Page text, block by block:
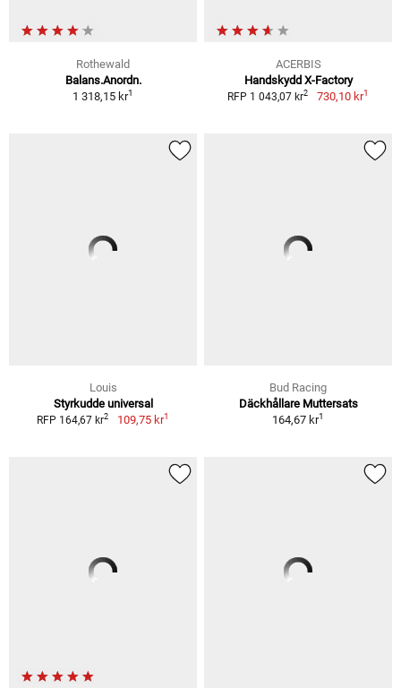
Rothewald
Balans.Anordn.
1 318,15 kr1
ACERBIS
Handskydd X-Factory
RFP 1 043,07 kr2 730,10 kr1
Louis
Styrkudde universal
RFP 164,67 kr2 109,75 kr1
Bud Racing
Däckhållare Muttersats
164,67 kr1